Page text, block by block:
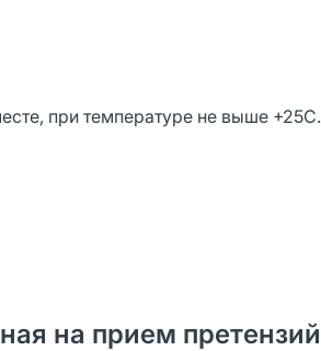
при температуре не выше +25С.
на прием